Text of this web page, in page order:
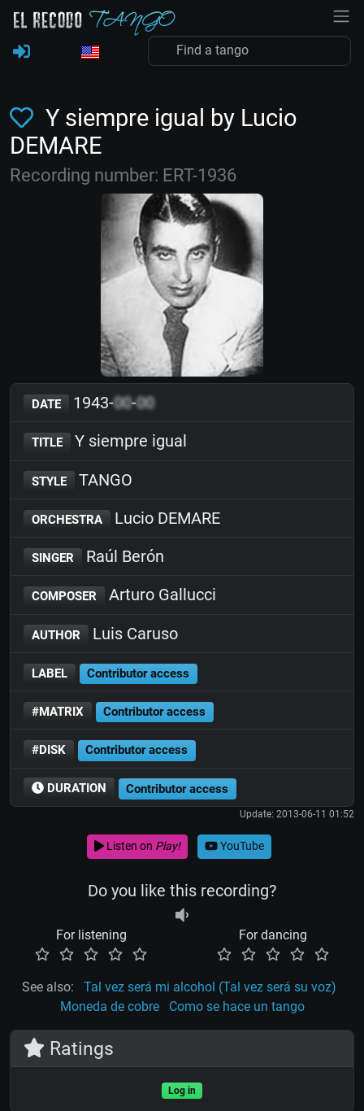
Y siempre igual by Lucio
DEMARE
Recording number: ERT-1936
DATE 1943-00-00
TITLE Y siempre igual
STYLE TANGO
ORCHESTRA Lucio DEMARE
SINGER Raúl Berón
COMPOSER Arturo Gallucci
AUTHOR Luis Caruso
LABEL Contributor access
#MATRIX Contributor access
#DISK Contributor access
DURATION Contributor access
Update: 2013-06-11 01:52
Listen on Play! YouTube
Do you like this recording?
For listening For dancing
See also:
Tal vez será mi alcohol (Tal vez será su voz)
Moneda de cobre
Como se hace un tango
Ratings
Log in